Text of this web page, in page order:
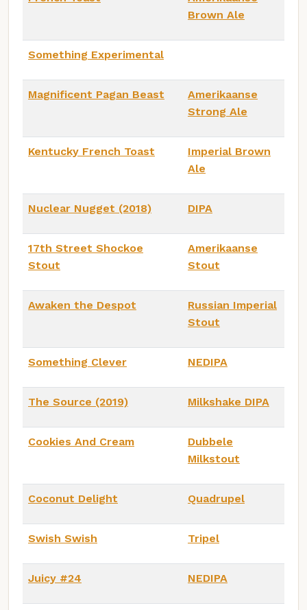
Brown Ale
Something Experimental
Magnificent Pagan Beast
Amerikaanse
Strong Ale
Kentucky French Toast
Imperial Brown
Ale
Nuclear Nugget (2018) DIPA
17th Street Shockoe
Stout
Amerikaanse
Stout
Awaken the Despot
Russian Imperial
Stout
Something Clever NEDIPA
The Source (2019) Milkshake DIPA
Cookies And Cream
Dubbele
Milkstout
Coconut Delight Quadrupel
Swish Swish Tripel
Juicy #24 NEDIPA